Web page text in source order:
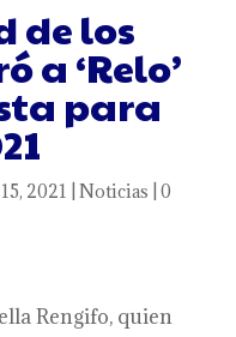
de los
a ‘Relo’
para
2021 Noticias 0
Rengifo, quien